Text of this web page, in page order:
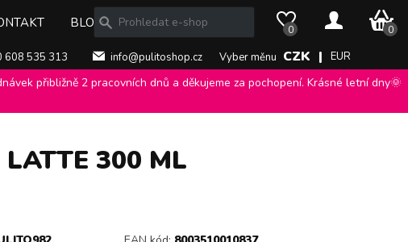
608 535 313 info@pulitoshop.cz Vyber měnu CZK | EUR
BLOG 0 0
0 Kč
přibližně 2 pracovních dnů a děkujeme za pochopení. Krásné letní dny🌞
sprchový gel Crema di Latte 300 ml
300 ML